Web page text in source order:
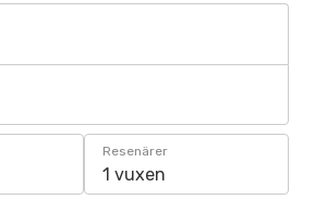
Resenärer
1 vuxen